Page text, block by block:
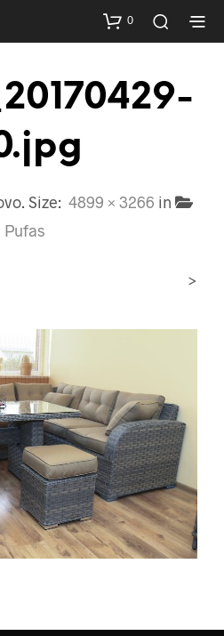
0
. Size: 4899 × 3266 in
Pufas
>